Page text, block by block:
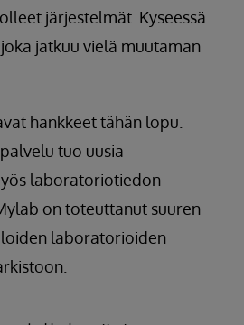
järjestelmät. Kyseessä
jatkuu vielä muutaman
hankkeet tähän lopu.
tuo uusia
laboratoriotiedon
on toteuttanut suuren
laboratorioiden